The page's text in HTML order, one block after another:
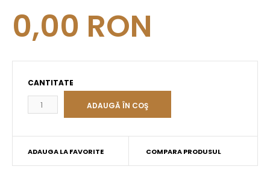
0,00 RON
CANTITATE
ADAUGA LA FAVORITE COMPARA PRODUSUL